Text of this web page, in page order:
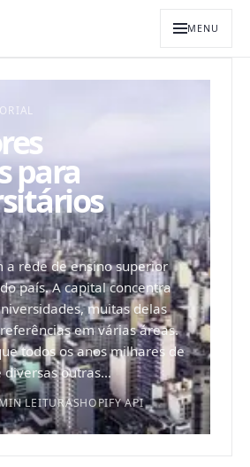
MENU
para
a rede de ensino superior
país. A capital concentra
muitas delas
em várias áreas.
todos os anos milhares de
outras...
LEITURASHOPIFY API